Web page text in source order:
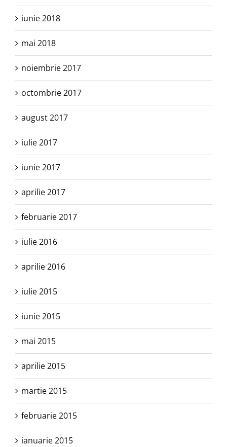
iunie 2018
mai 2018
noiembrie 2017
octombrie 2017
august 2017
iulie 2017
iunie 2017
aprilie 2017
februarie 2017
iulie 2016
aprilie 2016
iulie 2015
iunie 2015
mai 2015
aprilie 2015
martie 2015
februarie 2015
ianuarie 2015